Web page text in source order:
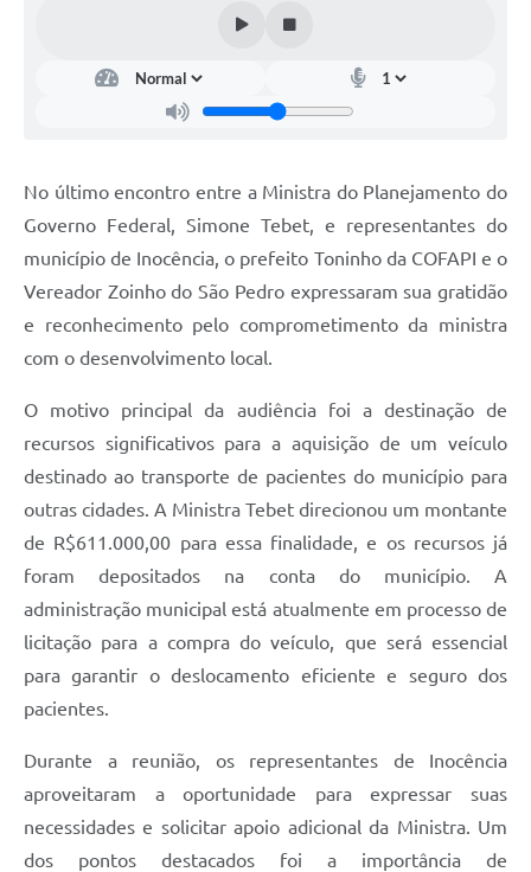
No último encontro entre a Ministra do Planejamento do
Governo Federal, Simone Tebet, e representantes do
município de Inocência, o prefeito Toninho da COFAPI e o
Vereador Zoinho do São Pedro expressaram sua gratidão
e reconhecimento pelo comprometimento da ministra
com o desenvolvimento local.
O motivo principal da audiência foi a destinação de
recursos significativos para a aquisição de um veículo
destinado ao transporte de pacientes do município para
outras cidades. A Ministra Tebet direcionou um montante
de R$611.000,00 para essa finalidade, e os recursos já
foram depositados na conta do município. A
administração municipal está atualmente em processo de
licitação para a compra do veículo, que será essencial
para garantir o deslocamento eficiente e seguro dos
pacientes.
Durante a reunião, os representantes de Inocência
aproveitaram a oportunidade para expressar suas
necessidades e solicitar apoio adicional da Ministra. Um
dos pontos destacados foi a importância de